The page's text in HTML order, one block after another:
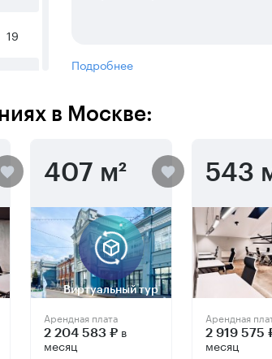
19
11
12
9
Подробнее
в Москве:
407 м²
Виртуальный тур
Арендная плата
2 204 583 ₽ в
месяц
543
Арендная
2 919 575
месяц